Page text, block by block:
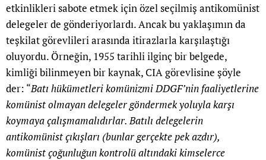
etkinlikleri sabote etmek için özel seçilmiş antikomünist
delegeler de gönderiyorlardı. Ancak bu yaklaşımın da
teşkilat görevlileri arasında itirazlarla karşılaştığı
oluyordu. Örneğin, 1955 tarihli ilginç bir belgede,
kimliği bilinmeyen bir kaynak, CIA görevlisine şöyle
der: “Batı hükümetleri komünizmi DDGF’nin faaliyetlerine
komünist olmayan delegeler göndermek yoluyla karşı
koymaya çalışmamalıdırlar. Batılı delegelerin
antikomünist çıkışları (bunlar gerçekte pek azdır),
komünist çoğunluğun kontrolü altındaki kimselerce